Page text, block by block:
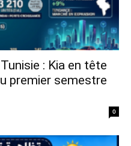
: Kia en tête
premier semestre
0